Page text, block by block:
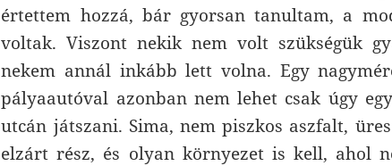
értettem hozzá, bár gyorsan tanultam, a
voltak. Viszont nekik nem volt szükségük
nekem annál inkább lett volna. Egy
pályaautóval azonban nem lehet csak úgy
utcán játszani. Sima, nem piszkos aszfalt,
elzárt rész, és olyan környezet is kell, ahol